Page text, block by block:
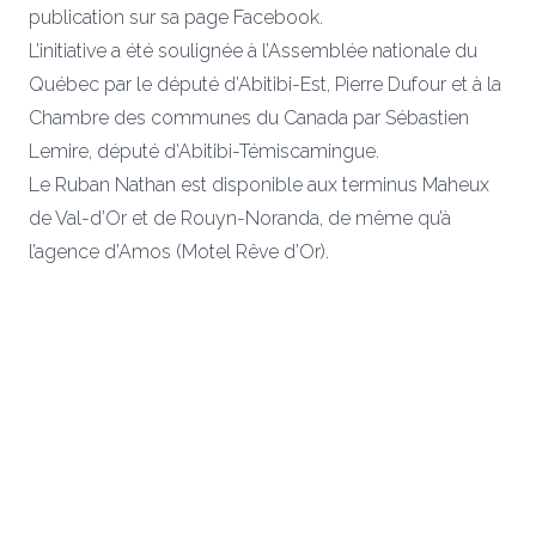
publication sur sa page Facebook.
L’initiative a été soulignée à l’Assemblée nationale du
Québec par le député d’Abitibi-Est, Pierre Dufour et à la
Chambre des communes du Canada par Sébastien
Lemire, député d’Abitibi-Témiscamingue.
Le Ruban Nathan est disponible aux terminus Maheux
de Val-d’Or et de Rouyn-Noranda, de même qu’à
l’agence d’Amos (Motel Rêve d’Or).